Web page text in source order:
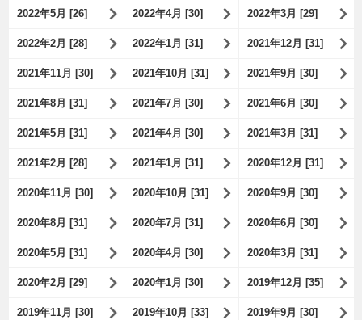
2022年5月 [26] 2022年4月 [30] 2022年3月 [29]
2022年2月 [28] 2022年1月 [31] 2021年12月 [31]
2021年11月 [30] 2021年10月 [31] 2021年9月 [30]
2021年8月 [31] 2021年7月 [30] 2021年6月 [30]
2021年5月 [31] 2021年4月 [30] 2021年3月 [31]
2021年2月 [28] 2021年1月 [31] 2020年12月 [31]
2020年11月 [30] 2020年10月 [31] 2020年9月 [30]
2020年8月 [31] 2020年7月 [31] 2020年6月 [30]
2020年5月 [31] 2020年4月 [30] 2020年3月 [31]
2020年2月 [29] 2020年1月 [30] 2019年12月 [35]
2019年11月 [30] 2019年10月 [33] 2019年9月 [30]